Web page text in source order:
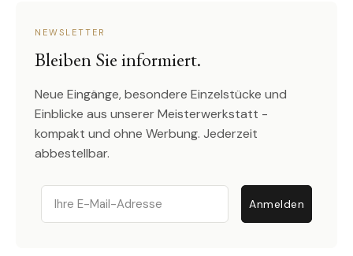
NEWSLETTER
Bleiben Sie informiert.
Neue Eingänge, besondere Einzelstücke und
Einblicke aus unserer Meisterwerkstatt -
kompakt und ohne Werbung. Jederzeit
abbestellbar.
Email
Anmelden